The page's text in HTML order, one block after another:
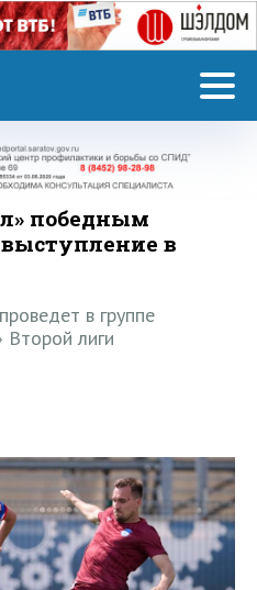
победным
в
в группе
лиги